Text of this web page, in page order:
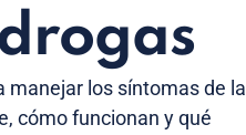
manejar los síntomas de la
cómo funcionan y qué